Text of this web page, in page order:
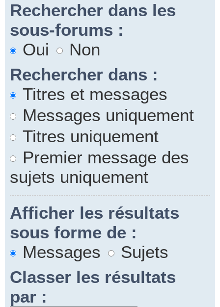
Rechercher dans les
sous-forums :
Oui
Non
Rechercher dans :
Titres et messages
Messages uniquement
Titres uniquement
Premier message des
sujets uniquement
Afficher les résultats
sous forme de :
Messages
Sujets
Classer les résultats
par :